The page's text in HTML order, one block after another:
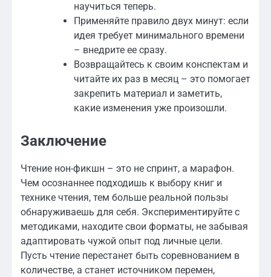
научиться теперь.
Применяйте правило двух минут: если
идея требует минимального времени
– внедрите ее сразу.
Возвращайтесь к своим конспектам и
читайте их раз в месяц – это помогает
закрепить материал и заметить,
какие изменения уже произошли.
Заключение
Чтение нон-фикшн – это не спринт, а марафон.
Чем осознаннее подходишь к выбору книг и
технике чтения, тем больше реальной пользы
обнаруживаешь для себя. Экспериментируйте с
методиками, находите свои форматы, не забывая
адаптировать чужой опыт под личные цели.
Пусть чтение перестанет быть соревнованием в
количестве, а станет источником перемен,